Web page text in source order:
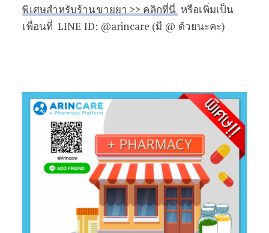
พิเศษสำหรับร้านขายยา >> คลิกที่นี่ หรือเพิ่มเป็น
เพื่อนที่ LINE ID: @arincare (มี @ ด้วยนะคะ)